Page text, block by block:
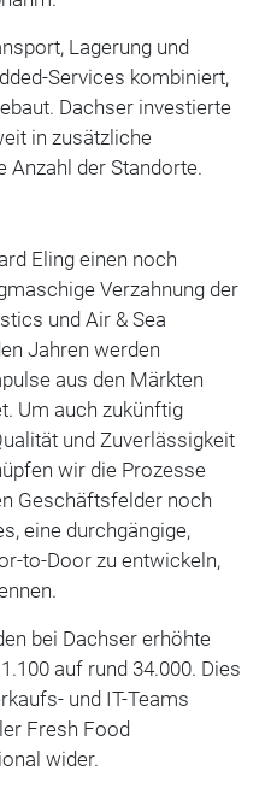
Lagerung und
Services kombiniert,
Dachser investierte
in zusätzliche
Anzahl der Standorte.
Eling einen noch
Verzahnung der
und Air & Sea
Jahren werden
aus den Märkten
Um auch zukünftig
und Zuverlässigkeit
wir die Prozesse
Geschäftsfelder noch
eine durchgängige,
to-Door zu entwickeln,
bei Dachser erhöhte
auf rund 34.000. Dies
und IT-Teams
Fresh Food
wider.